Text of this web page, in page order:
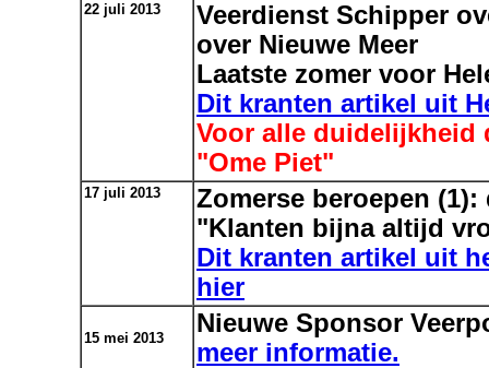
22 juli 2013
Veerdienst Schipper
over Nieuwe Meer
Laatste zomer voor
Dit kranten artikel uit
Voor alle duidelijkheid
"Ome Piet"
17 juli 2013
Zomerse beroepen (1):
"Klanten bijna altijd
Dit kranten artikel uit
hier
15 mei 2013
Nieuwe Sponsor
meer informatie.